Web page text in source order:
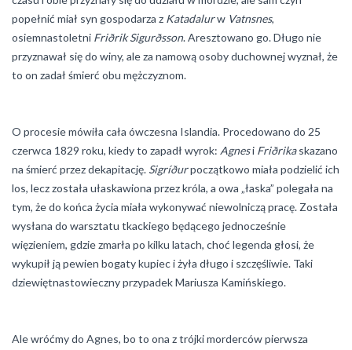
popełnić miał syn gospodarza z Katadalurw Vatnsnes,
osiemnastoletni Friðrik Sigurðsson. Aresztowano go. Długo nie
przyznawał się do winy, ale za namową osoby duchownej wyznał, że
to on zadał śmierć obu mężczyznom.
O procesie mówiła cała ówczesna Islandia. Procedowano do 25
czerwca 1829 roku, kiedy to zapadł wyrok: Agnesi Friðrikaskazano
na śmierć przez dekapitację. Sigríðurpoczątkowo miała podzielić ich
los, lecz została ułaskawiona przez króla, a owa „łaska” polegała na
tym, że do końca życia miała wykonywać niewolniczą pracę. Została
wysłana do warsztatu tkackiego będącego jednocześnie
więzieniem, gdzie zmarła po kilku latach, choć legenda głosi, że
wykupił ją pewien bogaty kupiec i żyła długo i szczęśliwie. Taki
dziewiętnastowieczny przypadek Mariusza Kamińskiego.
Ale wróćmy do Agnes, bo to ona z trójki morderców pierwsza